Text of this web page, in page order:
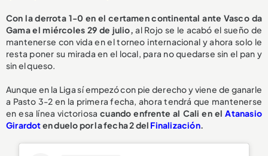
Con la derrota 1-0 en el certamen continental ante Vasco da
Gama el miércoles 29 de julio, al Rojo se le acabó el sueño de
mantenerse con vida en el torneo internacional y ahora solo le
resta poner su mirada en el local, para no quedarse sin el pan y
sin el queso.
Aunque en la Liga sí empezó con pie derecho y viene de ganarle
a Pasto 3-2 en la primera fecha, ahora tendrá que mantenerse
en esa línea victoriosacuando enfrente al Cali en elAtanasio
Girardoten duelo por la fecha 2 del Finalización.